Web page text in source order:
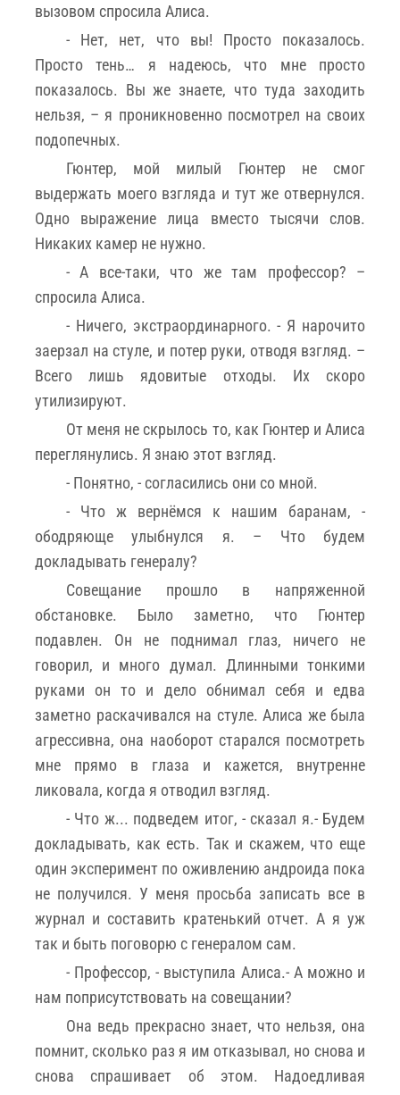
вызовом спросила Алиса.
- Нет, нет, что вы! Просто показалось.
Просто тень… я надеюсь, что мне просто
показалось. Вы же знаете, что туда заходить
нельзя, – я проникновенно посмотрел на своих
подопечных.
Гюнтер, мой милый Гюнтер не смог
выдержать моего взгляда и тут же отвернулся.
Одно выражение лица вместо тысячи слов.
Никаких камер не нужно.
- А все-таки, что же там профессор? –
спросила Алиса.
- Ничего, экстраординарного. - Я нарочито
заерзал на стуле, и потер руки, отводя взгляд. –
Всего лишь ядовитые отходы. Их скоро
утилизируют.
От меня не скрылось то, как Гюнтер и Алиса
переглянулись. Я знаю этот взгляд.
- Понятно, - согласились они со мной.
- Что ж вернёмся к нашим баранам, -
ободряюще улыбнулся я. – Что будем
докладывать генералу?
Совещание прошло в напряженной
обстановке. Было заметно, что Гюнтер
подавлен. Он не поднимал глаз, ничего не
говорил, и много думал. Длинными тонкими
руками он то и дело обнимал себя и едва
заметно раскачивался на стуле. Алиса же была
агрессивна, она наоборот старался посмотреть
мне прямо в глаза и кажется, внутренне
ликовала, когда я отводил взгляд.
- Что ж... подведем итог, - сказал я.- Будем
докладывать, как есть. Так и скажем, что еще
один эксперимент по оживлению андроида пока
не получился. У меня просьба записать все в
журнал и составить кратенький отчет. А я уж
так и быть поговорю с генералом сам.
- Профессор, - выступила Алиса.- А можно и
нам поприсутствовать на совещании?
Она ведь прекрасно знает, что нельзя, она
помнит, сколько раз я им отказывал, но снова и
снова спрашивает об этом. Надоедливая